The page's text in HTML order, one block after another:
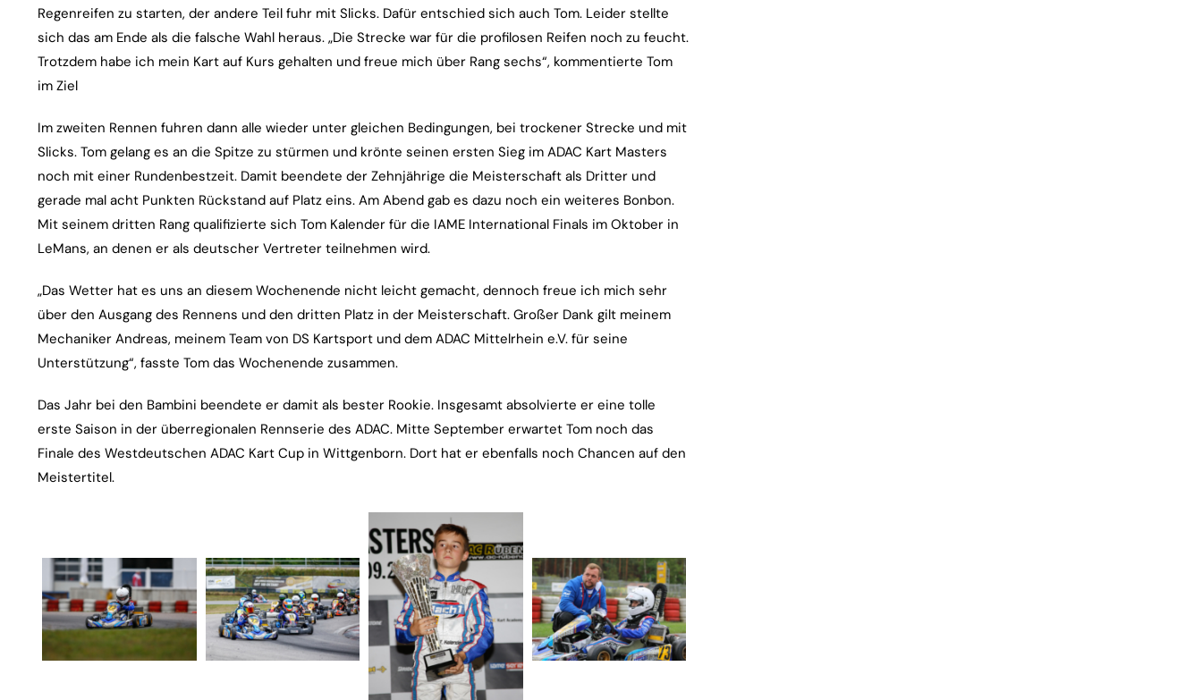
Regenreifen zu starten, der andere Teil fuhr mit Slicks. Dafür entschied sich auch Tom. Leider stellte
sich das am Ende als die falsche Wahl heraus. „Die Strecke war für die profilosen Reifen noch zu feucht.
Trotzdem habe ich mein Kart auf Kurs gehalten und freue mich über Rang sechs“, kommentierte Tom
im Ziel
Im zweiten Rennen fuhren dann alle wieder unter gleichen Bedingungen, bei trockener Strecke und mit
Slicks. Tom gelang es an die Spitze zu stürmen und krönte seinen ersten Sieg im ADAC Kart Masters
noch mit einer Rundenbestzeit. Damit beendete der Zehnjährige die Meisterschaft als Dritter und
gerade mal acht Punkten Rückstand auf Platz eins. Am Abend gab es dazu noch ein weiteres Bonbon.
Mit seinem dritten Rang qualifizierte sich Tom Kalender für die IAME International Finals im Oktober in
LeMans, an denen er als deutscher Vertreter teilnehmen wird.
„Das Wetter hat es uns an diesem Wochenende nicht leicht gemacht, dennoch freue ich mich sehr
über den Ausgang des Rennens und den dritten Platz in der Meisterschaft. Großer Dank gilt meinem
Mechaniker Andreas, meinem Team von DS Kartsport und dem ADAC Mittelrhein e.V. für seine
Unterstützung“, fasste Tom das Wochenende zusammen.
Das Jahr bei den Bambini beendete er damit als bester Rookie. Insgesamt absolvierte er eine tolle
erste Saison in der überregionalen Rennserie des ADAC. Mitte September erwartet Tom noch das
Finale des Westdeutschen ADAC Kart Cup in Wittgenborn. Dort hat er ebenfalls noch Chancen auf den
Meistertitel.